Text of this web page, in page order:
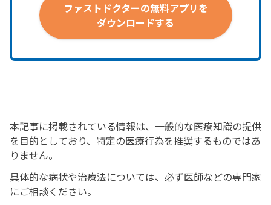
ファストドクターの無料アプリを
ダウンロードする
本記事に掲載されている情報は、一般的な医療知識の提供
を目的としており、特定の医療行為を推奨するものではあ
りません。
具体的な病状や治療法については、必ず医師などの専門家
にご相談ください。